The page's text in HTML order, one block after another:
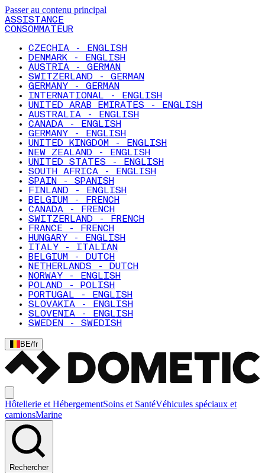
Passer au contenu principal
ASSISTANCE
CONSOMMATEUR
CZECHIA - ENGLISH
DENMARK - ENGLISH
AUSTRIA - GERMAN
SWITZERLAND - GERMAN
GERMANY - GERMAN
INTERNATIONAL - ENGLISH
UNITED ARAB EMIRATES - ENGLISH
AUSTRALIA - ENGLISH
CANADA - ENGLISH
GERMANY - ENGLISH
UNITED KINGDOM - ENGLISH
NEW ZEALAND - ENGLISH
UNITED STATES - ENGLISH
SOUTH AFRICA - ENGLISH
SPAIN - SPANISH
FINLAND - ENGLISH
BELGIUM - FRENCH
CANADA - FRENCH
SWITZERLAND - FRENCH
FRANCE - FRENCH
HUNGARY - ENGLISH
ITALY - ITALIAN
BELGIUM - DUTCH
NETHERLANDS - DUTCH
NORWAY - ENGLISH
POLAND - POLISH
PORTUGAL - ENGLISH
SLOVAKIA - ENGLISH
SLOVENIA - ENGLISH
SWEDEN - SWEDISH
BE/fr
Hôtellerie et HébergementSoins et SantéVéhicules spéciaux et
camionsMarine
Rechercher